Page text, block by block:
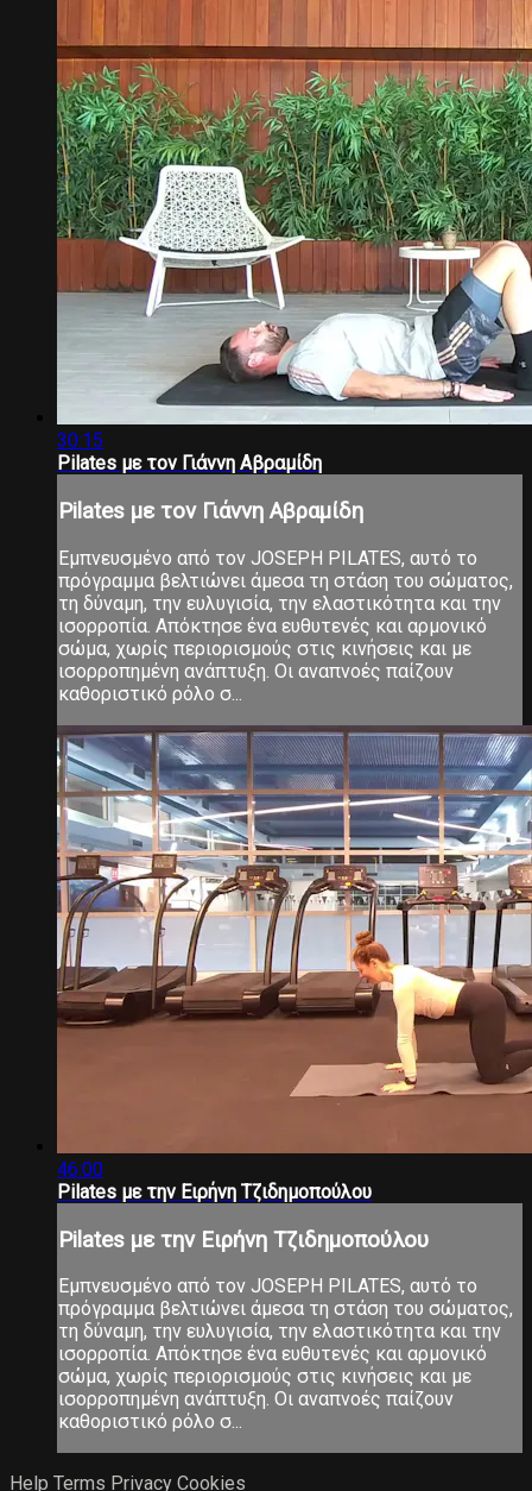
30:15
Pilates με τον Γιάννη Αβραμίδη
Pilates με τον Γιάννη Αβραμίδη
Εμπνευσμένο από τον JOSEPH PILATES, αυτό το
πρόγραμμα βελτιώνει άμεσα τη στάση του σώματος,
τη δύναμη, την ευλυγισία, την ελαστικότητα και την
ισορροπία. Απόκτησε ένα ευθυτενές και αρμονικό
σώμα, χωρίς περιορισμούς στις κινήσεις και με
ισορροπημένη ανάπτυξη. Οι αναπνοές παίζουν
καθοριστικό ρόλο σ...
46:00
Pilates με την Ειρήνη Τζιδημοπούλου
Pilates με την Ειρήνη Τζιδημοπούλου
Εμπνευσμένο από τον JOSEPH PILATES, αυτό το
πρόγραμμα βελτιώνει άμεσα τη στάση του σώματος,
τη δύναμη, την ευλυγισία, την ελαστικότητα και την
ισορροπία. Απόκτησε ένα ευθυτενές και αρμονικό
σώμα, χωρίς περιορισμούς στις κινήσεις και με
ισορροπημένη ανάπτυξη. Οι αναπνοές παίζουν
καθοριστικό ρόλο σ...
Help Terms Privacy Cookies